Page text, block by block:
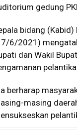
gedung
bidang (Kabid)
6/2021)
dan Wakil
berharap
masing